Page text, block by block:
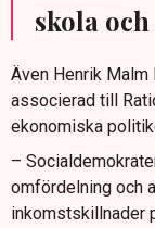
skola
Även Henrik
associerad till
ekonomiska
–
omfördelning och
inkomstskillnader